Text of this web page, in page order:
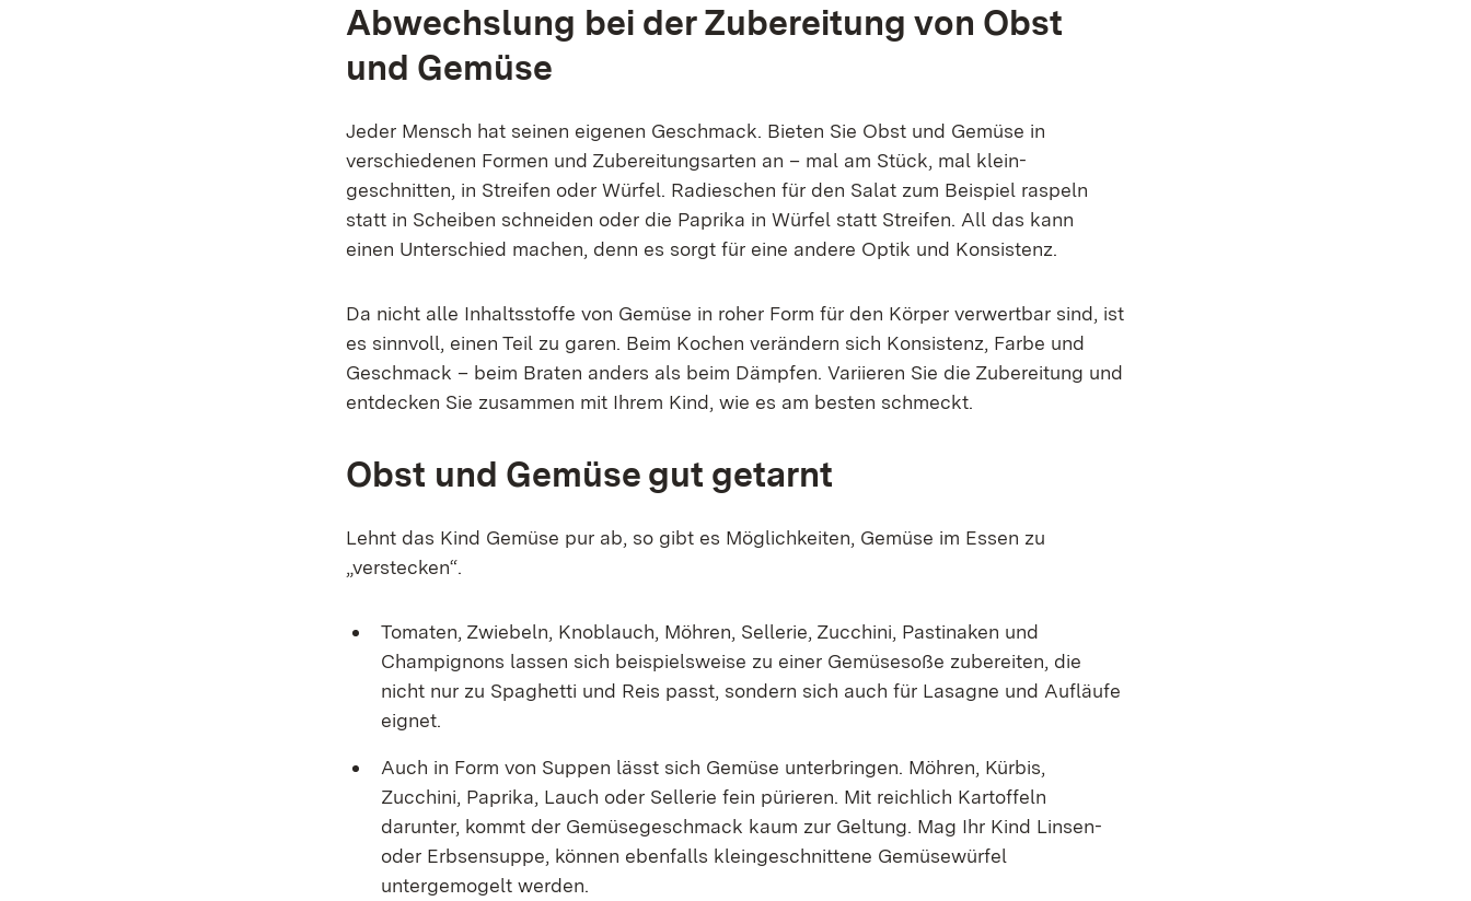
Abwechslung bei der Zubereitung von Obst
und Gemüse
Jeder Mensch hat seinen eigenen Geschmack. Bieten Sie Obst und Gemüse in
verschiedenen Formen und Zubereitungsarten an – mal am Stück, mal klein-
geschnitten, in Streifen oder Würfel. Radieschen für den Salat zum Beispiel raspeln
statt in Scheiben schneiden oder die Paprika in Würfel statt Streifen. All das kann
einen Unterschied machen, denn es sorgt für eine andere Optik und Konsistenz.
Da nicht alle Inhaltsstoffe von Gemüse in roher Form für den Körper verwertbar sind, ist
es sinnvoll, einen Teil zu garen. Beim Kochen verändern sich Konsistenz, Farbe und
Geschmack – beim Braten anders als beim Dämpfen. Variieren Sie die Zubereitung und
entdecken Sie zusammen mit Ihrem Kind, wie es am besten schmeckt.
Obst und Gemüse gut getarnt
Lehnt das Kind Gemüse pur ab, so gibt es Möglichkeiten, Gemüse im Essen zu
„verstecken“.
Tomaten, Zwiebeln, Knoblauch, Möhren, Sellerie, Zucchini, Pastinaken und
Champignons lassen sich beispielsweise zu einer Gemüsesoße zubereiten, die
nicht nur zu Spaghetti und Reis passt, sondern sich auch für Lasagne und Aufläufe
eignet.
Auch in Form von Suppen lässt sich Gemüse unterbringen. Möhren, Kürbis,
Zucchini, Paprika, Lauch oder Sellerie fein pürieren. Mit reichlich Kartoffeln
darunter, kommt der Gemüsegeschmack kaum zur Geltung. Mag Ihr Kind Linsen-
oder Erbsensuppe, können ebenfalls kleingeschnittene Gemüsewürfel
untergemogelt werden.